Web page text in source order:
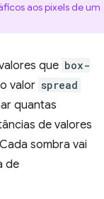
aos pixels de um
que box-
valor spread
quantas
de valores
sombra vai
de